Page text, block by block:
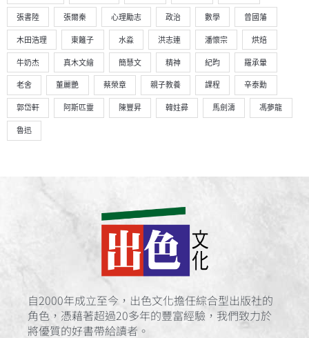
張書陸 張爾秦 心理勵志 政治 數學 曾國藩
木田浩理 東籬子 水淼 洪志連 潘懷宗 烘焙
牛奶杰 真木文繪 簡慧文 精神 紀昀 羅承暈
老舍 董麗艷 蔡榮章 親子教養 課程 辛泰勳
郭岱軒 阿斯匹靈 陳豐昇 韓妵彛 馬劍濤 馮夢龍
魯迅
自2000年成立至今，出色文化擔任綜合型出版社的
角色，憑藉著超過20多年的豐富經驗，我們致力於
將優質的好書帶給讀者。